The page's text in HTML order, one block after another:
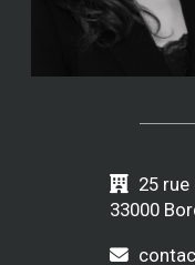
25 rue
33000